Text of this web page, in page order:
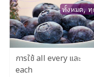
การใช้ all every และ
each